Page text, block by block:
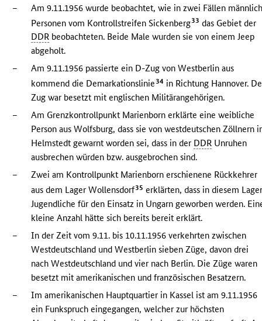
–
Am 9.11.1956 wurde beobachtet, wie in zwei Fällen
Personen vom Kontrollstreifen Sickenberg33 das Gebiet der
DDR beobachteten. Beide Male wurden sie von einem Jeep
abgeholt.
–
Am 9.11.1956 passierte ein D-Zug von Westberlin aus
kommend die Demarkationslinie34 in Richtung Hannover.
Zug war besetzt mit englischen Militärangehörigen.
–
Am Grenzkontrollpunkt Marienborn erklärte eine weibliche
Person aus Wolfsburg, dass sie von westdeutschen Zöllnern
Helmstedt gewarnt worden sei, dass in der DDR Unruhen
ausbrechen würden bzw. ausgebrochen sind.
–
Zwei am Kontrollpunkt Marienborn erschienene Rückkehrer
aus dem Lager Wollensdorf35 erklärten, dass in diesem
Jugendliche für den Einsatz in Ungarn geworben werden.
kleine Anzahl hätte sich bereits bereit erklärt.
–
In der Zeit vom 9.11. bis 10.11.1956 verkehrten zwischen
Westdeutschland und Westberlin sieben Züge, davon drei
nach Westdeutschland und vier nach Berlin. Die Züge waren
besetzt mit amerikanischen und französischen Besatzern.
–
Im amerikanischen Hauptquartier in Kassel ist am 9.11.1956
ein Funkspruch eingegangen, welcher zur höchsten